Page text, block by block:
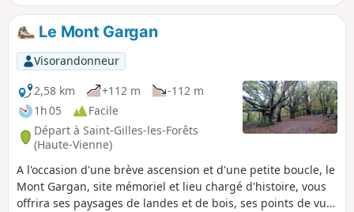
Le Mont Gargan
Visorandonneur
2,58 km
+112 m
-112 m
1h 05
Facile
Départ à Saint-Gilles-les-Forêts
(Haute-Vienne)
A l'occasion d'une brève ascension et d'une petite boucle, le
Mont Gargan, site mémoriel et lieu chargé d'histoire, vous
offrira ses paysages de landes et de bois, ses points de vue